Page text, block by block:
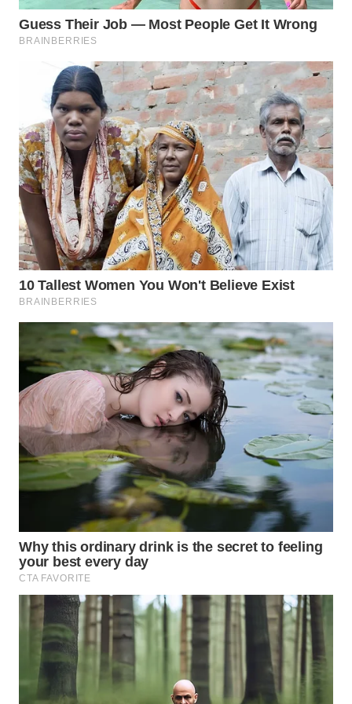
WN
PRIANGAN
TIMUR
WN
SEMARANG
WN
SOLO
WN
BOROBUDUR
WN
SURABAYA
WN
NATUNA
WN
BINTAN
WN
MANDALIKA
WN
LIKUPANG
WN
LABUANBAJO
WN